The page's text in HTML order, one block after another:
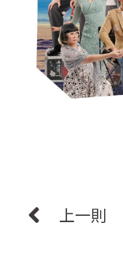
上一則